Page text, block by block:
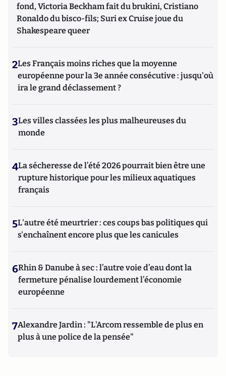
fond, Victoria Beckham fait du brukini, Cristiano
Ronaldo du bisco-fils; Suri ex Cruise joue du
Shakespeare queer
2Les Français moins riches que la moyenne
européenne pour la 3e année consécutive : jusqu'où
ira le grand déclassement ?
3Les villes classées les plus malheureuses du
monde
4La sécheresse de l’été 2026 pourrait bien être une
rupture historique pour les milieux aquatiques
français
5L'autre été meurtrier : ces coups bas politiques qui
s'enchaînent encore plus que les canicules
6Rhin & Danube à sec : l’autre voie d’eau dont la
fermeture pénalise lourdement l’économie
européenne
7Alexandre Jardin : "L'Arcom ressemble de plus en
plus à une police de la pensée"